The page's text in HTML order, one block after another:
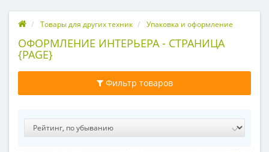
Товары для других техник Упаковка и оформление
ОФОРМЛЕНИЕ ИНТЕРЬЕРА - СТРАНИЦА
{PAGE}
Фильтр товаров